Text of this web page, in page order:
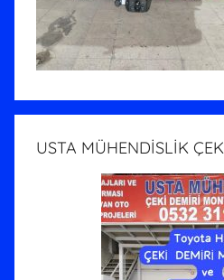
USTA MÜHENDİSLİK